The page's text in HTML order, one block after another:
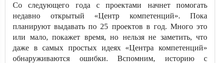
Со следующего года с проектами начнет помогать
недавно открытый «Центр компетенций». Пока
планируют выдавать по 25 проектов в год. Много это
или мало, покажет время, но нельзя не заметить, что
даже в самых простых идеях «Центра компетенций»
обнаруживаются ошибки. Вспомним, историю с